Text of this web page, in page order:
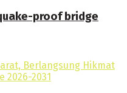
proof bridge